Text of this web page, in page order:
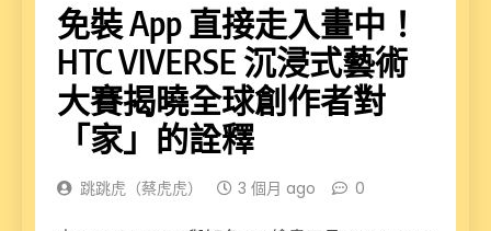
免裝 App 直接走入畫中！
HTC VIVERSE 沉浸式藝術
大賽揭曉全球創作者對
「家」的詮釋
跳跳虎（蔡虎虎） 3 個月 ago 0